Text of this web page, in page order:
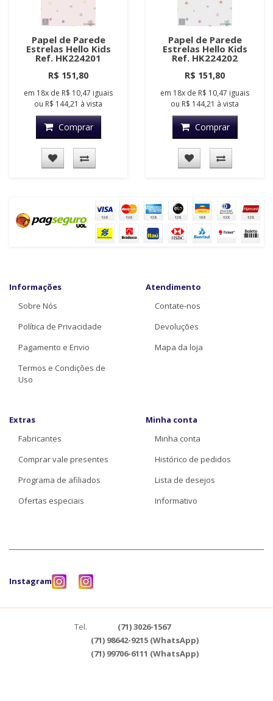
Papel de Parede
Estrelas Hello Kids
Ref. HK224201
R$ 151,80
em 18x de R$ 10,47 iguais
ou R$ 144,21 à vista
Comprar
Papel de Parede
Estrelas Hello Kids
Ref. HK224202
R$ 151,80
em 18x de R$ 10,47 iguais
ou R$ 144,21 à vista
Comprar
Informações
Sobre Nós
Política de Privacidade
Pagamento e Envio
Termos e Condições de
Uso
Atendimento
Contate-nos
Devoluções
Mapa da loja
Extras
Fabricantes
Comprar vale presentes
Programa de afiliados
Ofertas especiais
Minha conta
Minha conta
Histórico de pedidos
Lista de desejos
Informativo
Instagram
Tel.
(71) 3026-1567
(71) 98642-9215 (WhatsApp)
(71) 99706-6111 (WhatsApp)